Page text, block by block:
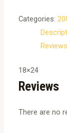
Categories:
18×24
Reviews
There are no